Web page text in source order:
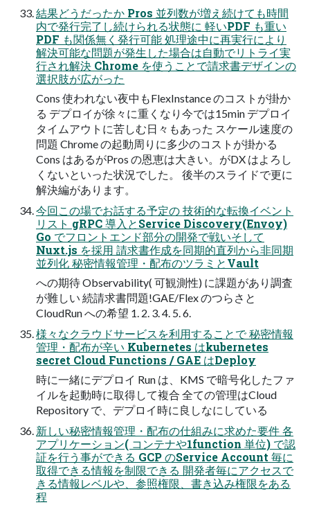
結果どうだったか Pros 並列数が増え続けても時間
内で発行完了し続けられる状態に 軽いPDF も重い
PDF も関係無く発行可能 処理途中に再実行により
解決可能な問題が発生した場合は自動でリトライ実
行され解決 Chrome を使うことで請求書デザインの
選択肢が広がった
Cons 使われない夜中もFlexInstance のコストが掛か
る デプロイが徐々に重くなり今では15min デプロイ
タイムアウトに苦しむ日々もあった スケール速度の
問題 Chrome の起動周りに多少のコストが掛かる
Cons はあるがPros の恩恵は大きい。がDX はよろし
くないといった状況でした。 後半のスライドで更に
解決編があります。
今回この場でお話する予定の 技術的な転換イベント
リスト gRPC 導入とService Discovery(Envoy)
Go でフロントエンド部分の開発で戦いそして
Nuxt.js を採用 請求書作成を同期的直列から非同期
並列化 秘密情報管理・配布のツラミとVault
への期待 Observability( 可観測性) に課題があり調査
が難しい 続請求書問題!GAE/Flex のつらさと
CloudRun への希望 1. 2. 3. 4. 5. 6.
様々なクラウドサービスを利用することで 秘密情報
管理・配布が辛い Kubernetes はkubernetes
secret Cloud Functions / GAE はDeploy
時に一緒にデプロイ Run は、KMS で暗号化したファ
イルを起動時に取得して複合 全ての管理はCloud
Repository で、デプロイ時に良しなにしている
新しい秘密情報管理・配布の仕組みに求めた要件 各
アプリケーション( コンテナや1function 単位) で認
証を行う事ができる GCP のService Account 毎に
取得できる情報を制限できる 開発者毎にアクセスで
きる情報レベルや、参照権限、書き込み権限をある
程